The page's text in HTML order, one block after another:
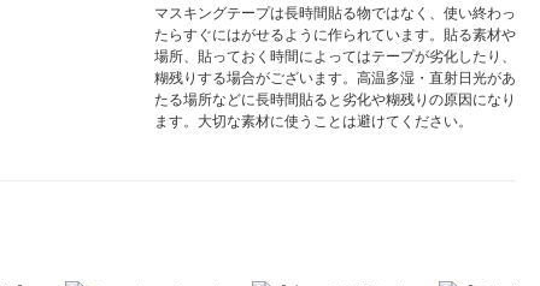
マスキングテープは長時間貼る物ではなく、使い終わっ
たらすぐにはがせるように作られています。貼る素材や
場所、貼っておく時間によってはテープが劣化したり、
糊残りする場合がございます。高温多湿・直射日光があ
たる場所などに長時間貼ると劣化や糊残りの原因になり
ます。大切な素材に使うことは避けてください。